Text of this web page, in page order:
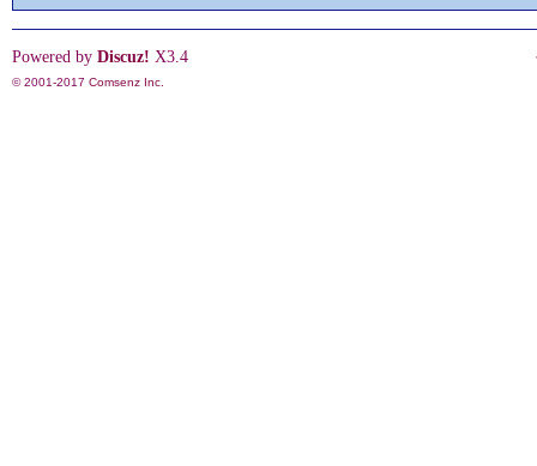
Powered by Discuz! X3.4
© 2001-2017 Comsenz Inc.